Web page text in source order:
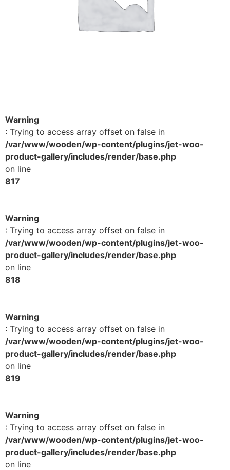
Warning
: Trying to access array offset on false in
/var/www/wooden/wp-content/plugins/jet-woo-
product-gallery/includes/render/base.php
on line
817
Warning
: Trying to access array offset on false in
/var/www/wooden/wp-content/plugins/jet-woo-
product-gallery/includes/render/base.php
on line
818
Warning
: Trying to access array offset on false in
/var/www/wooden/wp-content/plugins/jet-woo-
product-gallery/includes/render/base.php
on line
819
Warning
: Trying to access array offset on false in
/var/www/wooden/wp-content/plugins/jet-woo-
product-gallery/includes/render/base.php
on line